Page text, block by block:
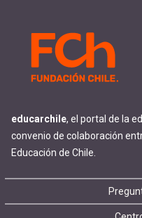
educarchile, el portal de la
convenio de colaboración
Educación de Chile.
Footer